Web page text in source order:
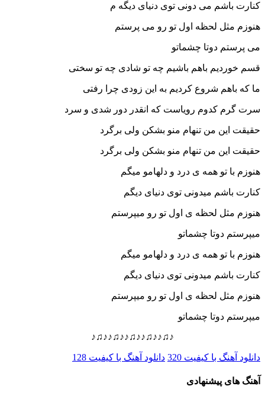
کنارت باشم می دونی توی دنیای دیگه م
هنوزم مثل لحظه اول تو رو می پرستم
می پرستم دوتا چشماتو
قسم خوردیم باهم باشیم چه تو شادی چه تو سختی
ما که باهم شروع کردیم به این زودی چرا رفتی
سرت گرم کدوم رویاست که انقدر دور شدی و سرد
حقیقت این من تنهام منو بشکن ولی برگرد
حقیقت این من تنهام منو بشکن ولی برگرد
هنوزم با تو همه ی درد و دلهامو میگم
کنارت باشم میدونی توی دنیای دیگم
هنوزم مثل لحظه ی اول تو رو میپرستم
میپرستم دوتا چشماتو
هنوزم با تو همه ی درد و دلهامو میگم
کنارت باشم میدونی توی دنیای دیگم
هنوزم مثل لحظه ی اول تو رو میپرستم
میپرستم دوتا چشماتو
♪♫♪♪♫♪♪♫♪♪♫♪♪♫♪
دانلود آهنگ با کیفیت 320 دانلود آهنگ با کیفیت 128
آهنگ های پیشنهادی